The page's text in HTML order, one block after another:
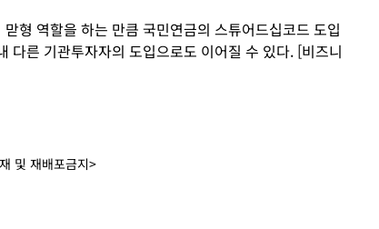
형 역할을 하는 만큼 국민연금의 스튜어드십코드 도입
다른 기관투자자의 도입으로도 이어질 수 있다. [비즈니
및 재배포금지>